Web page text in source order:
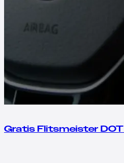
Gratis Flitsmeister DOT